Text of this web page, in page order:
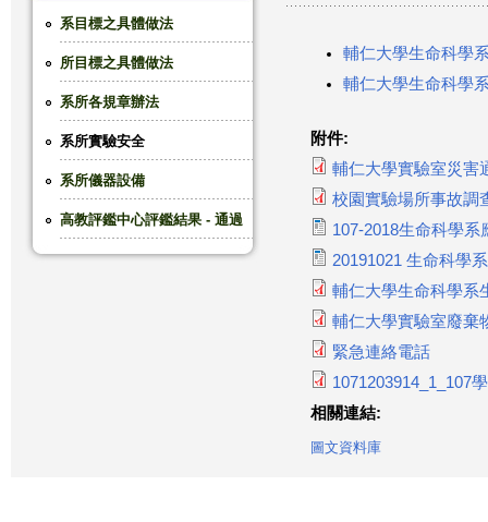
系目標之具體做法
所目標之具體做法
系所各規章辦法
系所實驗安全
系所儀器設備
高教評鑑中心評鑑結果 - 通過
輔仁大學生命科學
輔仁大學生命科學
附件:
輔仁大學實驗室災害
校園實驗場所事故調
107-2018生命科學系
20191021 生命科學
輔仁大學生命科學系
輔仁大學實驗室廢棄
緊急連絡電話
1071203914_1_107
相關連結:
圖文資料庫